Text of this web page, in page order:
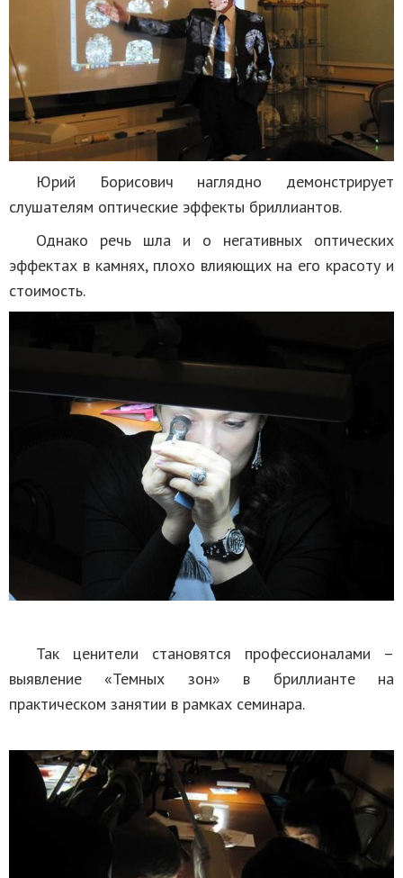
Юрий Борисович наглядно демонстрирует
слушателям оптические эффекты бриллиантов.
Однако речь шла и о негативных оптических
эффектах в камнях, плохо влияющих на его красоту и
стоимость.
Так ценители становятся профессионалами –
выявление «Темных зон» в бриллианте на
практическом занятии в рамках семинара.